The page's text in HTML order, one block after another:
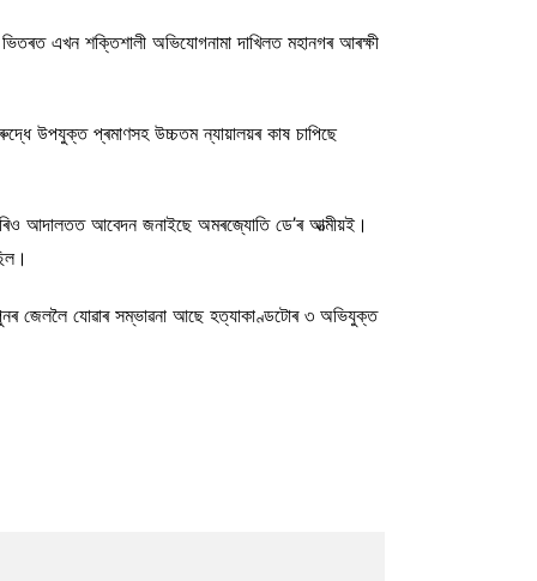
ভিতৰত এখন শক্তিশালী অভিযোগনামা দাখিলত মহানগৰ আৰক্ষী
উপযুক্ত প্ৰমাণসহ উচ্চতম ন্যায়ালয়ৰ কাষ চাপিছে
আদালতত আবেদন জনাইছে অমৰজ্যোতি ডে’ৰ আত্মীয়ই।
পুনৰ জেললৈ যোৱাৰ সম্ভাৱনা আছে হত্যাকাণ্ডটোৰ ৩ অভিযুক্ত